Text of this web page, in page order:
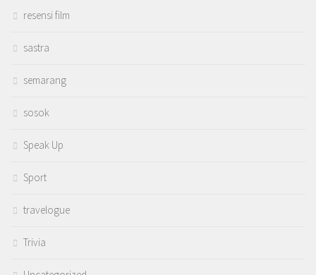
resensi film
sastra
semarang
sosok
Speak Up
Sport
travelogue
Trivia